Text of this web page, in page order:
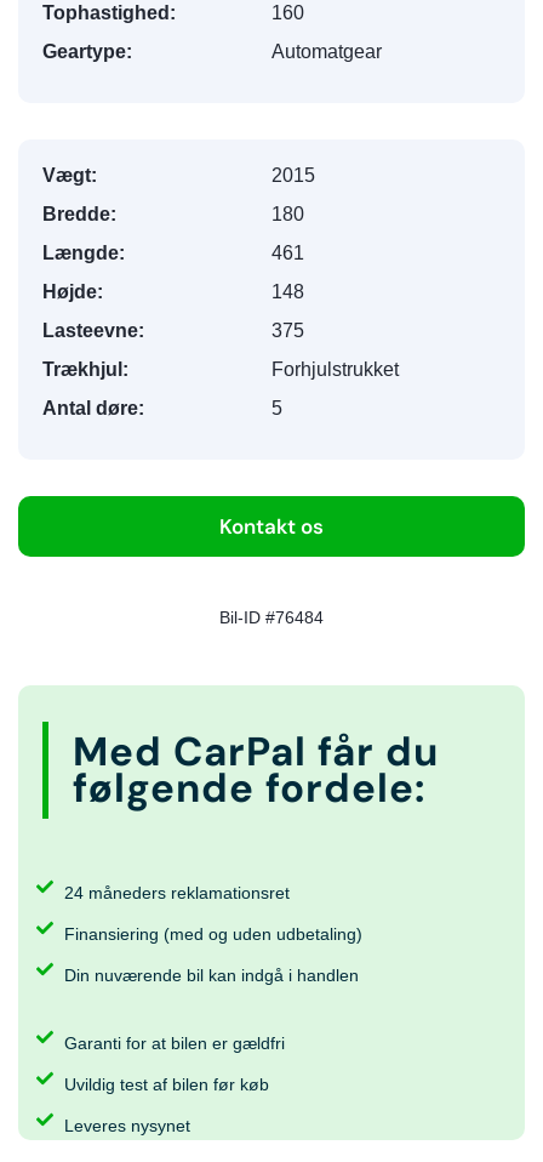
Tophastighed:
160
Geartype:
Automatgear
Vægt:
2015
Bredde:
180
Længde:
461
Højde:
148
Lasteevne:
375
Trækhjul:
Forhjulstrukket
Antal døre:
5
Kontakt os
Bil-ID #76484
Med CarPal får du
følgende fordele:
24 måneders reklamationsret
Finansiering (med og uden udbetaling)
Din nuværende bil kan indgå i handlen
Garanti for at bilen er gældfri
Uvildig test af bilen før køb
Leveres nysynet